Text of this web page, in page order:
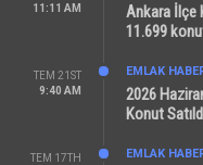
11:11 AM
Ankara İlçe
11.699
TEM 21ST
9:40 AM
EMLAK
2026
Konut
TEM 17TH
EMLAK